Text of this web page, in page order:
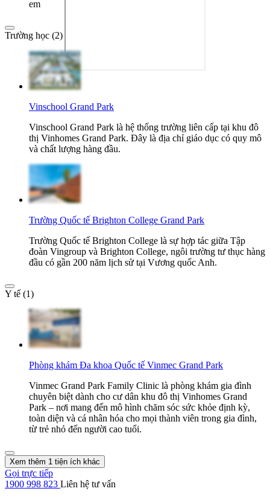
em
Trường học (2)
Vinschool Grand Park
Vinschool Grand Park là hệ thống trường liên cấp tại khu đô
thị Vinhomes Grand Park. Đây là địa chỉ giáo dục có quy mô
và chất lượng hàng đầu.
Trường Quốc tế Brighton College Grand Park
Trường Quốc tế Brighton College là sự hợp tác giữa Tập
đoàn Vingroup và Brighton College, ngôi trường tư thục hàng
đầu có gần 200 năm lịch sử tại Vương quốc Anh.
Y tế (1)
Phòng khám Đa khoa Quốc tế Vinmec Grand Park
Vinmec Grand Park Family Clinic là phòng khám gia đình
chuyên biệt dành cho cư dân khu đô thị Vinhomes Grand
Park – nơi mang đến mô hình chăm sóc sức khỏe định kỳ,
toàn diện và cá nhân hóa cho mọi thành viên trong gia đình,
từ trẻ nhỏ đến người cao tuổi.
Xem thêm 1 tiện ích khác
Gọi trực tiếp
1900 998 823 Liên hệ tư vấn